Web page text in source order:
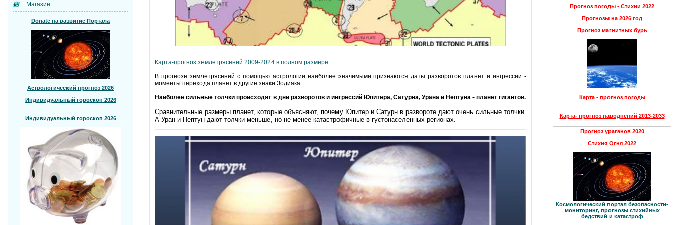
Магазин
Donate на развитие Портала
Астрологический прогноз 2026
Индивидуальный гороскоп 2026
Индивидуальный гороскоп 2026
Карта-прогноз землетрясений 2009-2024 в полном размере.
В прогнозе землетрясений с помощью астрологии наиболее значимыми признаются даты разворотов планет и ингрессии -
моменты перехода планет в другие знаки Зодиака.
Наиболее сильные толчки происходят в дни разворотов и ингрессий Юпитера, Сатурна, Урана и Нептуна - планет гигантов.
Сравнительные размеры планет, которые объясняют, почему Юпитер и Сатурн в развороте дают очень сильные толчки.
А Уран и Нептун дают толчки меньше, но не менее катастрофичные в густонаселенных регионах.
Прогноз погоды - Стихии 2022
Прогнозы на 2026 год
Прогноз магнитных бурь
Карта - прогноз погоды
Карта- прогноз наводнений 2013-2033
Прогноз ураганов 2020
Стихия Огня 2022
Космологический портал безопасности-
мониторинг, прогнозы стихийных
бедствий и катастроф